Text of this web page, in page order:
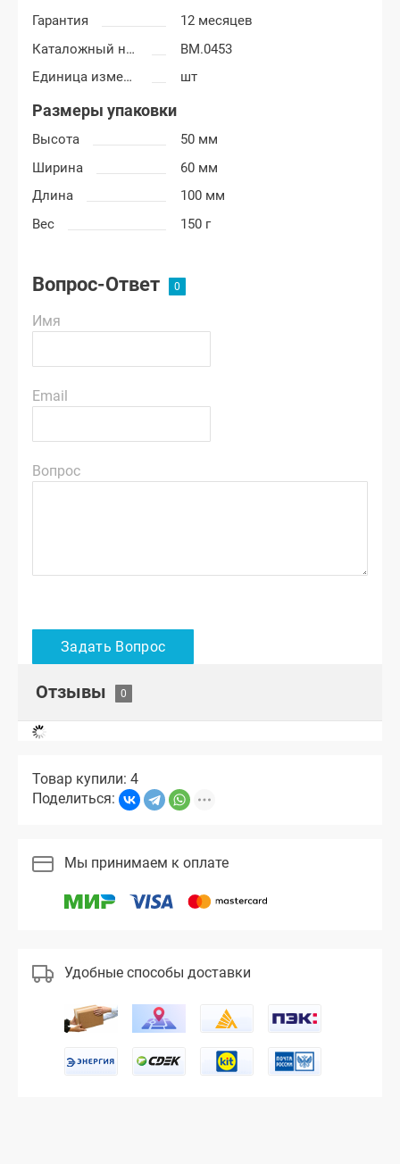
Гарантия
12 месяцев
Каталожный номер
BM.0453
Единица измерения
шт
Размеры упаковки
Высота
50 мм
Ширина
60 мм
Длина
100 мм
Вес
150 г
Вопрос-Ответ
Имя
Email
Вопрос
Отзывы
Товар купили: 4
Поделиться:
Мы принимаем к оплате
Удобные способы доставки